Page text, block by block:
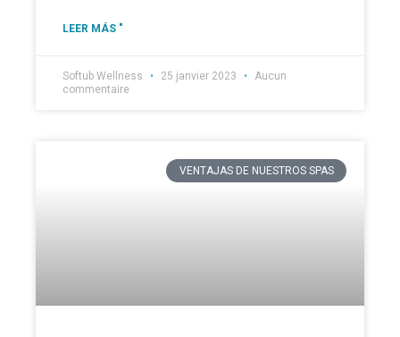
LEER MÁS "
Softub Wellness 25 janvier 2023
Aucun
commentaire
VENTAJAS DE NUESTROS SPAS